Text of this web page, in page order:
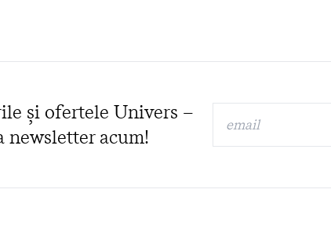
și ofertele Univers –
newsletter acum!